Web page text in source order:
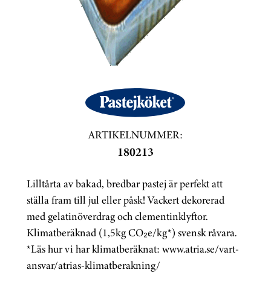
ARTIKELNUMMER:
180213
Lilltårta av bakad, bredbar pastej är perfekt att
ställa fram till jul eller påsk! Vackert dekorerad
med gelatinöverdrag och clementinklyftor.
Klimatberäknad (1,5kg CO₂e/kg*) svensk råvara.
*Läs hur vi har klimatberäknat: www.atria.se/vart-
ansvar/atrias-klimatberakning/